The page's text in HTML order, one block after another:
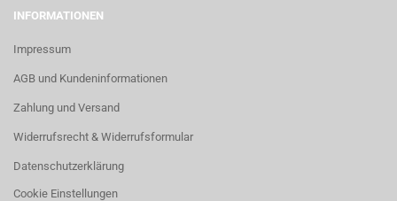
INFORMATIONEN
Impressum
AGB und Kundeninformationen
Zahlung und Versand
Widerrufsrecht & Widerrufsformular
Datenschutzerklärung
Cookie Einstellungen